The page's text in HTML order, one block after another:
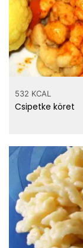
532 KCAL
Csipetke köret